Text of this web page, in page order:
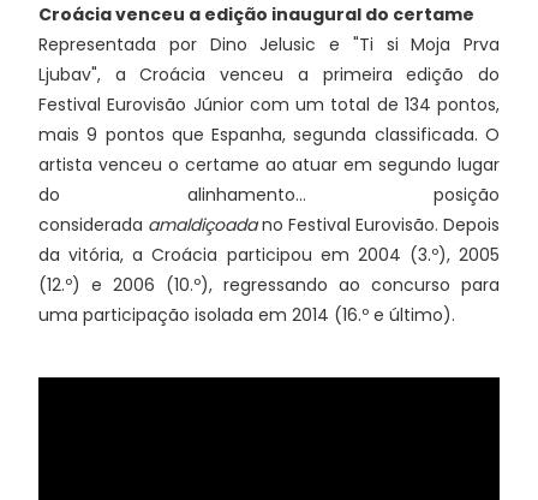
Croácia venceu a edição inaugural do certame
Representada por Dino Jelusic e "Ti si Moja Prva
Ljubav", a Croácia venceu a primeira edição do
Festival Eurovisão Júnior com um total de 134 pontos,
mais 9 pontos que Espanha, segunda classificada. O
artista venceu o certame ao atuar em segundo lugar
do alinhamento... posição
considerada amaldiçoadano Festival Eurovisão. Depois
da vitória, a Croácia participou em 2004 (3.º), 2005
(12.º) e 2006 (10.º), regressando ao concurso para
uma participação isolada em 2014 (16.º e último).